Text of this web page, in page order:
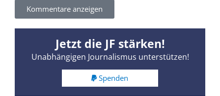
Kommentare anzeigen
Jetzt die JF stärken!
Unabhängigen Journalismus unterstützen!
Spenden